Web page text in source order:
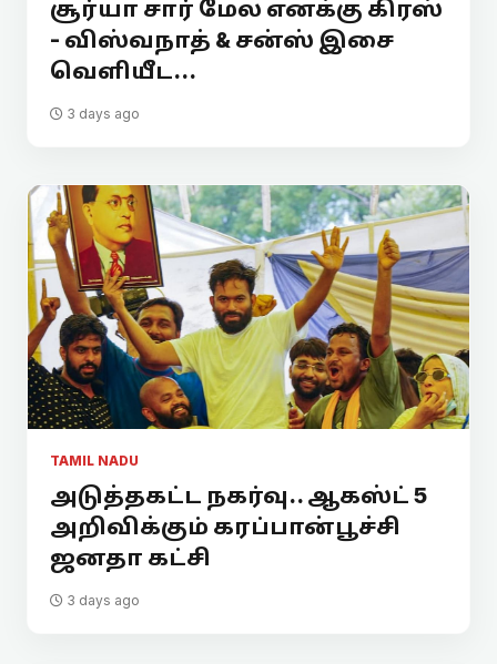
சூர்யா சார் மேல எனக்கு கிரஸ்
- விஸ்வநாத் & சன்ஸ் இசை
வெளியீட...
3 days ago
TAMIL NADU
அடுத்தகட்ட நகர்வு.. ஆகஸ்ட் 5
அறிவிக்கும் கரப்பான்பூச்சி
ஜனதா கட்சி
3 days ago